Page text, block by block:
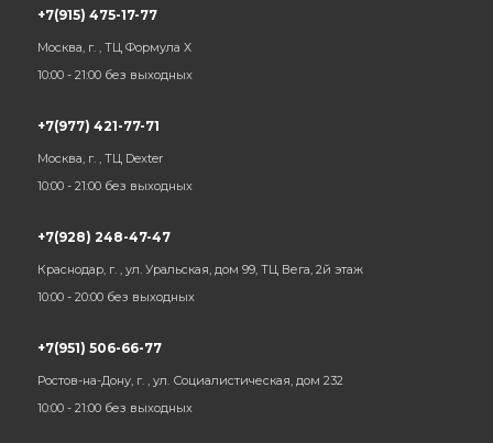
+7(915) 475-17-77
Москва, г. , ТЦ Формула Х
10:00 - 21:00 без выходных
+7(977) 421-77-71
Москва, г. , ТЦ Dexter
10:00 - 21:00 без выходных
+7(928) 248-47-47
Краснодар, г. , ул. Уральская, дом 99, ТЦ Вега, 2й этаж
10:00 - 20:00 без выходных
+7(951) 506-66-77
Ростов-на-Дону, г. , ул. Социалистическая, дом 232
10:00 - 21:00 без выходных